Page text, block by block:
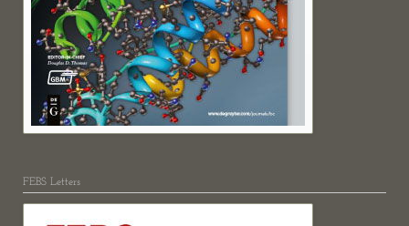
FEBS Letters